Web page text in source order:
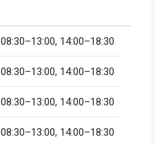
08:30–13:00, 14:00–18:30
08:30–13:00, 14:00–18:30
08:30–13:00, 14:00–18:30
08:30–13:00, 14:00–18:30